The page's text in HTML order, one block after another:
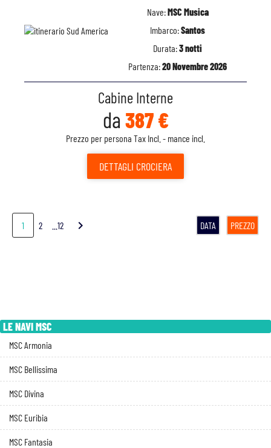
Nave:MSC Musica
Imbarco:Santos
Durata:3 notti
Partenza:20 Novembre 2026
Cabine Interne
da 387 €
Prezzo per persona Tax Incl. - mance incl.
DETTAGLI CROCIERA
1 2 ...12 chevron_right DATA PREZZO
LE NAVI MSC
MSC Armonia
MSC Bellissima
MSC Divina
MSC Euribia
MSC Fantasia